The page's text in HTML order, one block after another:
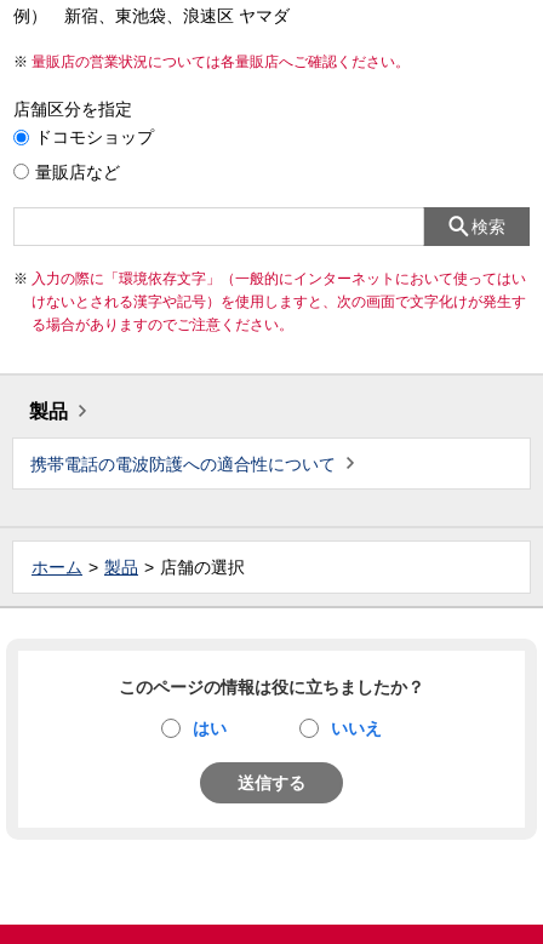
例） 新宿、東池袋、浪速区 ヤマダ
量販店の営業状況については各量販店へご確認ください。
店舗区分を指定
ドコモショップ
量販店など
検索
入力の際に「環境依存文字」（一般的にインターネットにおいて使ってはい
けないとされる漢字や記号）を使用しますと、次の画面で文字化けが発生す
る場合がありますのでご注意ください。
製品
携帯電話の電波防護への適合性について
ホーム 製品 店舗の選択
このページの情報は役に立ちましたか？
はい いいえ
送信する